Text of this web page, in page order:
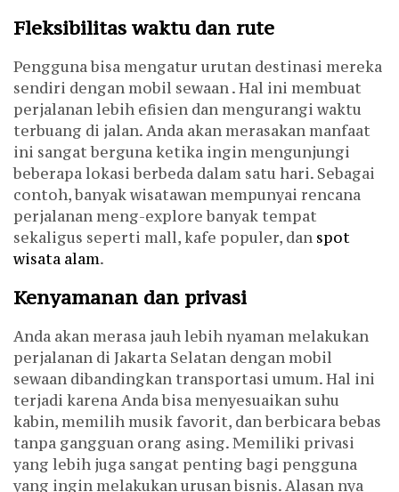
Fleksibilitas waktu dan rute
Pengguna bisa mengatur urutan destinasi mereka
sendiri dengan mobil sewaan . Hal ini membuat
perjalanan lebih efisien dan mengurangi waktu
terbuang di jalan. Anda akan merasakan manfaat
ini sangat berguna ketika ingin mengunjungi
beberapa lokasi berbeda dalam satu hari. Sebagai
contoh, banyak wisatawan mempunyai rencana
perjalanan meng-explore banyak tempat
sekaligus seperti mall, kafe populer, dan spot
wisata alam.
Kenyamanan dan privasi
Anda akan merasa jauh lebih nyaman melakukan
perjalanan di Jakarta Selatan dengan mobil
sewaan dibandingkan transportasi umum. Hal ini
terjadi karena Anda bisa menyesuaikan suhu
kabin, memilih musik favorit, dan berbicara bebas
tanpa gangguan orang asing. Memiliki privasi
yang lebih juga sangat penting bagi pengguna
yang ingin melakukan urusan bisnis. Alasan nya